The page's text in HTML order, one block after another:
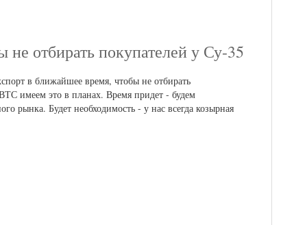
не отбирать покупателей у Су-35
в ближайшее время, чтобы не отбирать
имеем это в планах. Время придет - будем
рынка. Будет необходимость - у нас всегда козырная